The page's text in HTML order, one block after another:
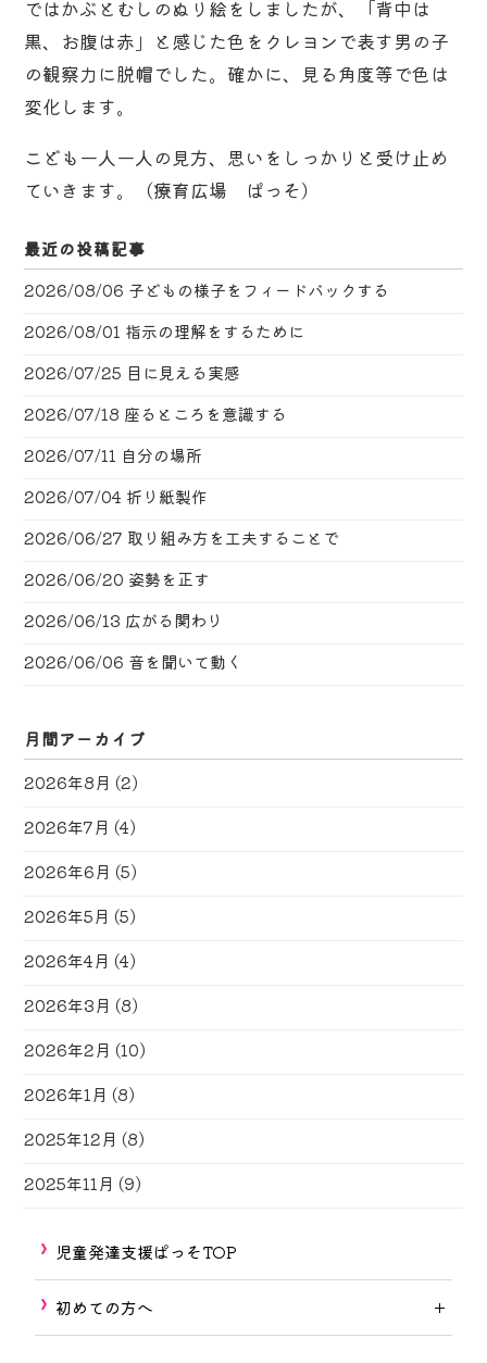
ではかぶとむしのぬり絵をしましたが、「背中は
黒、お腹は赤」と感じた色をクレヨンで表す男の子
の観察力に脱帽でした。確かに、見る角度等で色は
変化します。
こども一人一人の見方、思いをしっかりと受け止め
ていきます。（療育広場 ぱっそ）
最近の投稿記事
2026/08/06 子どもの様子をフィードバックする
2026/08/01 指示の理解をするために
2026/07/25 目に見える実感
2026/07/18 座るところを意識する
2026/07/11 自分の場所
2026/07/04 折り紙製作
2026/06/27 取り組み方を工夫することで
2026/06/20 姿勢を正す
2026/06/13 広がる関わり
2026/06/06 音を聞いて動く
月間アーカイブ
2026年8月 (2)
2026年7月 (4)
2026年6月 (5)
2026年5月 (5)
2026年4月 (4)
2026年3月 (8)
2026年2月 (10)
2026年1月 (8)
2025年12月 (8)
2025年11月 (9)
児童発達支援ぱっそTOP
初めての方へ